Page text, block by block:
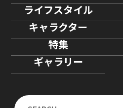
ライフスタイル
キャラクター
特集
ギャラリー